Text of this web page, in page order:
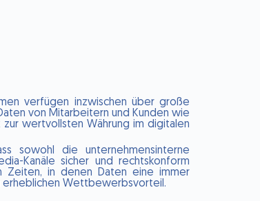
verfügen inzwischen über große
von Mitarbeitern und Kunden wie
wertvollsten Währung im digitalen
sowohl die unternehmensinterne
Kanäle sicher und rechtskonform
Zeiten, in denen Daten eine immer
erheblichen Wettbewerbsvorteil.